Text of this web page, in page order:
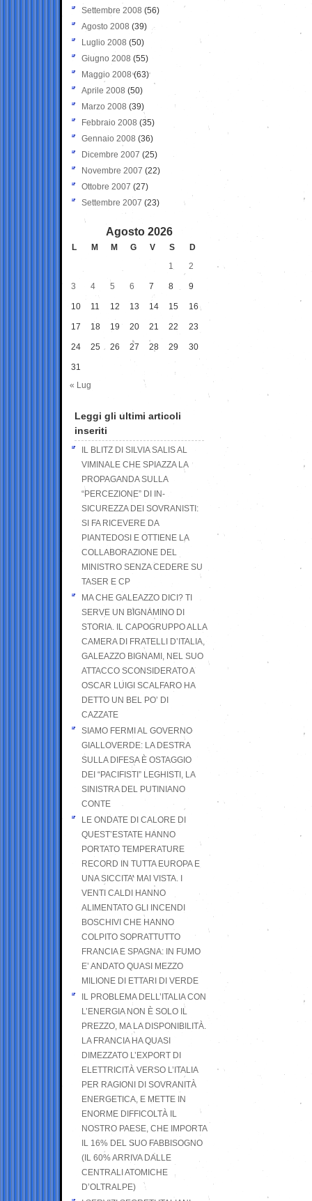
Settembre 2008 (56)
Agosto 2008 (39)
Luglio 2008 (50)
Giugno 2008 (55)
Maggio 2008(63)
Aprile 2008 (50)
Marzo 2008 (39)
Febbraio 2008 (35)
Gennaio 2008 (36)
Dicembre 2007 (25)
Novembre 2007 (22)
Ottobre 2007 (27)
Settembre 2007 (23)
Agosto 2026
L M M G V S
D
1
2
3 4 5 6 7 8 9
10 11 12 13 14 15 16
17 18 19 20 21 22 23
24 25 26 27 28 29 30
31
« Lug
Leggi gli ultimi articoli
inseriti
IL BLITZ DI SILVIA SALIS AL
VIMINALE CHE SPIAZZA LA
PROPAGANDA SULLA
“PERCEZIONE” DI IN-
SICUREZZA DEI SOVRANISTI:
SI FA RICEVERE DA
PIANTEDOSI E OTTIENE LA
COLLABORAZIONE DEL
MINISTRO SENZA CEDERE SU
TASER E CP
MA CHE GALEAZZO DICI? TI
SERVE UN BIGNAMINO DI
STORIA. IL CAPOGRUPPO ALLA
CAMERA DI FRATELLI D’ITALIA,
GALEAZZO BIGNAMI, NEL SUO
ATTACCO SCONSIDERATO A
OSCAR LUIGI SCALFARO HA
DETTO UN BEL PO’ DI
CAZZATE
SIAMO FERMI AL GOVERNO
GIALLOVERDE: LA DESTRA
SULLA DIFESA È OSTAGGIO
DEI “PACIFISTI” LEGHISTI, LA
SINISTRA DEL PUTINIANO
CONTE
LE ONDATE DI CALORE DI
QUEST’ESTATE HANNO
PORTATO TEMPERATURE
RECORD IN TUTTA EUROPA E
UNA SICCITA’ MAI VISTA. I
VENTI CALDI HANNO
ALIMENTATO GLI INCENDI
BOSCHIVI CHE HANNO
COLPITO SOPRATTUTTO
FRANCIA E SPAGNA: IN FUMO
E’ ANDATO QUASI MEZZO
MILIONE DI ETTARI DI VERDE
IL PROBLEMA DELL’ITALIA CON
L’ENERGIA NON È SOLO IL
PREZZO, MA LA DISPONIBILITÀ.
LA FRANCIA HA QUASI
DIMEZZATO L’EXPORT DI
ELETTRICITÀ VERSO L’ITALIA
PER RAGIONI DI SOVRANITÀ
ENERGETICA, E METTE IN
ENORME DIFFICOLTÀ IL
NOSTRO PAESE, CHE IMPORTA
IL 16% DEL SUO FABBISOGNO
(IL 60% ARRIVA DALLE
CENTRALI ATOMICHE
D’OLTRALPE)